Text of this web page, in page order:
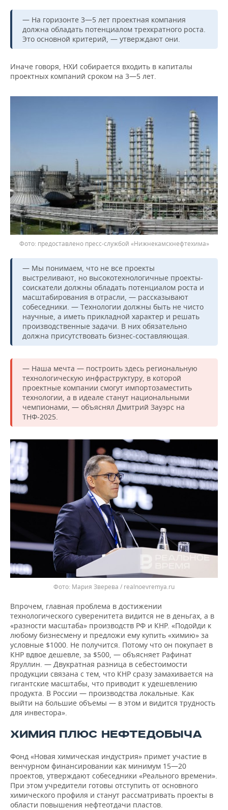
— На горизонте 3—5 лет проектная компания
должна обладать потенциалом трехкратного роста.
Это основной критерий, — утверждают они.
Иначе говоря, НХИ собирается входить в капиталы
проектных компаний сроком на 3—5 лет.
предоставлено пресс-службой «Нижнекамскнефтехима»
— Мы понимаем, что не все проекты
выстреливают, но высокотехнологичные проекты-
соискатели должны обладать потенциалом роста и
масштабирования в отрасли, — рассказывают
собеседники. — Технологии должны быть не чисто
научные, а иметь прикладной характер и решать
производственные задачи. В них обязательно
должна присутствовать бизнес-составляющая.
— Наша мечта — построить здесь региональную
технологическую инфраструктуру, в которой
проектные компании смогут импортозаместить
технологии, а в идеале станут национальными
чемпионами, — объяснял Дмитрий Зауэрс на
ТНФ-2025.
Мария Зверева / realnoevremya.ru
Впрочем, главная проблема в достижении
технологического суверенитета видится не в деньгах, а в
«разности масштаба» производств РФ и КНР. «Подойди к
любому бизнесмену и предложи ему купить «химию» за
условные $1000. Не получится. Потому что он покупает в
КНР вдвое дешевле, за $500, — объясняет Рафинат
Яруллин. — Двукратная разница в себестоимости
продукции связана с тем, что КНР сразу замахивается на
гигантские масштабы, что приводит к удешевлению
продукта. В России — производства локальные. Как
выйти на большие объемы — в этом и видится трудность
для инвестора».
ХИМИЯ ПЛЮС НЕФТЕДОБЫЧА
Фонд «Новая химическая индустрия» примет участие в
венчурном финансировании как минимум 15—20
проектов, утверждают собеседники «Реального времени».
При этом учредители готовы отступить от основного
химического профиля и станут рассматривать проекты в
области повышения нефтеотдачи пластов.